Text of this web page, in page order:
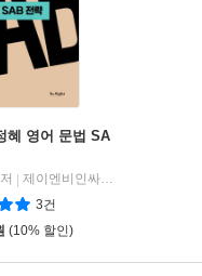
혜 영어 문법 SA
제이엔비인싸이트
3건
(10% 할인)